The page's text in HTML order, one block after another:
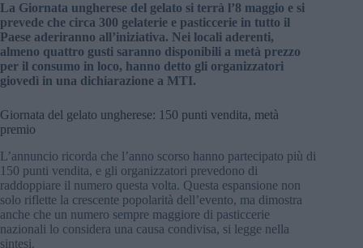
La Giornata ungherese del gelato si terrà l’8 maggio e si
prevede che circa 300 gelaterie e pasticcerie in tutto il
Paese aderiranno all’iniziativa. Nei locali aderenti,
almeno quattro gusti saranno disponibili a metà prezzo
per il consumo in loco, hanno detto gli organizzatori
giovedì in una dichiarazione a MTI.
Giornata del gelato ungherese: 150 punti vendita, metà
premio
L’annuncio ricorda che l’anno scorso hanno partecipato più di
150 punti vendita, e gli organizzatori prevedono di
raddoppiare il numero questa volta. Questa espansione non
solo riflette la crescente popolarità dell’evento, ma dimostra
anche che un numero sempre maggiore di pasticcerie
nazionali lo considera una causa condivisa, si legge nella
sintesi.